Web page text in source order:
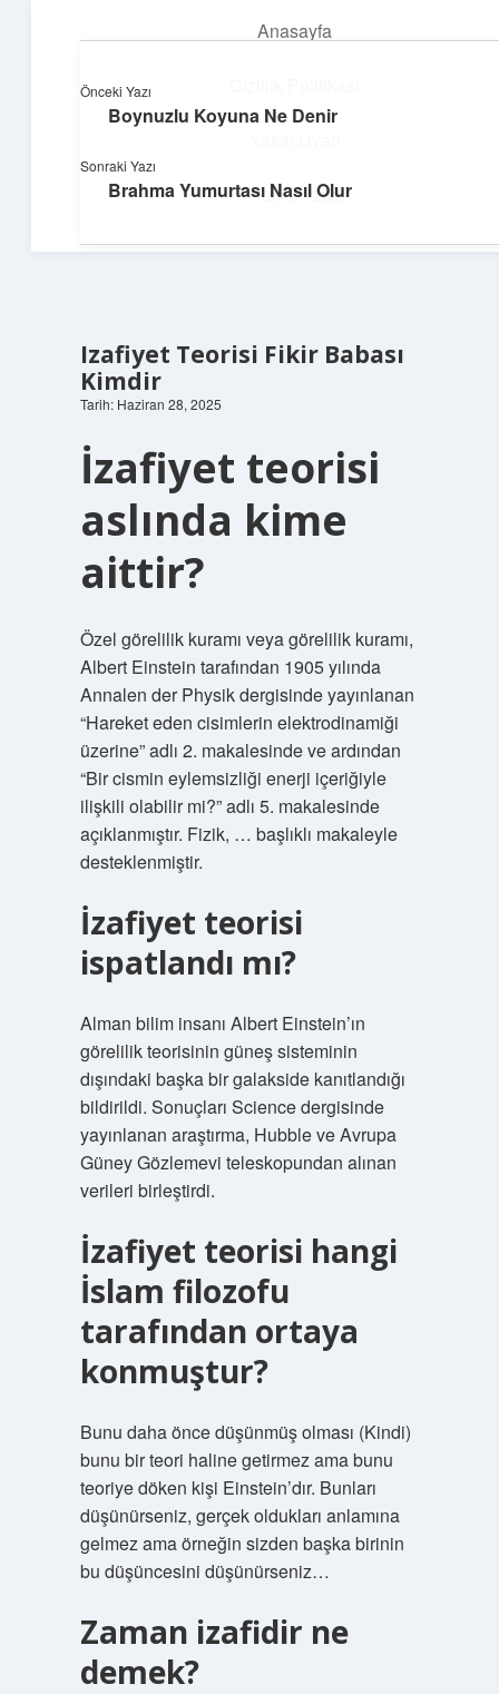
Anasayfa
Hakkımızda
Pratik Çözüm Rehberi
Hayatını kolaylaştıran zekice fikirler!
Izafiyet Teorisi Fikir Babası
Kimdir
Tarih: Haziran 28, 2025
İzafiyet teorisi
aslında kime
aittir?
Özel görelilik kuramı veya görelilik kuramı,
Albert Einstein tarafından 1905 yılında
Annalen der Physik dergisinde yayınlanan
“Hareket eden cisimlerin elektrodinamiği
üzerine” adlı 2. makalesinde ve ardından
“Bir cismin eylemsizliği enerji içeriğiyle
ilişkili olabilir mi?” adlı 5. makalesinde
açıklanmıştır. Fizik, … başlıklı makaleyle
desteklenmiştir.
İzafiyet teorisi
ispatlandı mı?
Alman bilim insanı Albert Einstein’ın
görelilik teorisinin güneş sisteminin
dışındaki başka bir galakside kanıtlandığı
bildirildi. Sonuçları Science dergisinde
yayınlanan araştırma, Hubble ve Avrupa
Güney Gözlemevi teleskopundan alınan
verileri birleştirdi.
İzafiyet teorisi hangi
İslam filozofu
tarafından ortaya
konmuştur?
Bunu daha önce düşünmüş olması (Kindi)
bunu bir teori haline getirmez ama bunu
teoriye döken kişi Einstein’dır. Bunları
düşünürseniz, gerçek oldukları anlamına
gelmez ama örneğin sizden başka birinin
bu düşüncesini düşünürseniz…
Zaman izafidir ne
demek?
Önceki Yazı
Boynuzlu Koyuna Ne Denir
Sonraki Yazı
Brahma Yumurtası Nasıl Olur